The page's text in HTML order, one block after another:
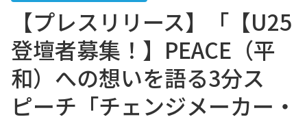
【プレスリリース】「【U25
登壇者募集！】PEACE（平
和）への想いを語る3分ス
ピーチ「チェンジメーカー・